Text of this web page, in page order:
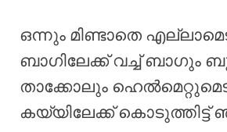
ഒന്നും മിണ്ടാതെ
ബാഗിലേക്ക് വച്ച് ബാഗും
താക്കോലും
കയ്യിലേക്ക്